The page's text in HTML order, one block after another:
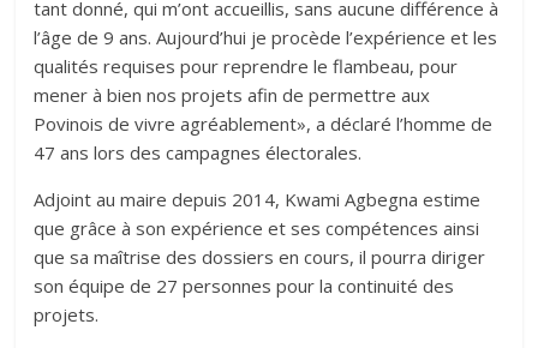
tant donné, qui m’ont accueillis, sans aucune différence à
l’âge de 9 ans. Aujourd’hui je procède l’expérience et les
qualités requises pour reprendre le flambeau, pour
mener à bien nos projets afin de permettre aux
Povinois de vivre agréablement», a déclaré l’homme de
47 ans lors des campagnes électorales.
Adjoint au maire depuis 2014, Kwami Agbegna estime
que grâce à son expérience et ses compétences ainsi
que sa maîtrise des dossiers en cours, il pourra diriger
son équipe de 27 personnes pour la continuité des
projets.